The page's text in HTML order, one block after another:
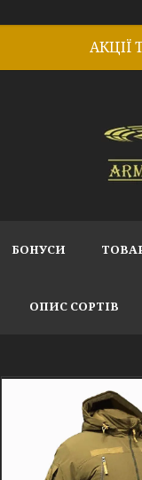
АКЦІЇ
БОНУСИ
ОПИС СОРТІВ